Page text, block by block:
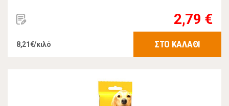
2,79 €
8,21€/κιλό ΣΤΟ ΚΑΛΑΘΙ